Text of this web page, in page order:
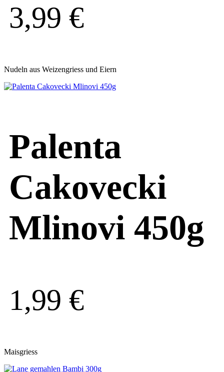
3,99 €
Nudeln aus Weizengriess und Eiern
Palenta
Cakovecki
Mlinovi 450g
1,99 €
Maisgriess